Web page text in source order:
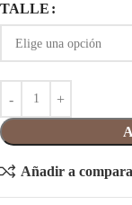
TALLE
Añadir a